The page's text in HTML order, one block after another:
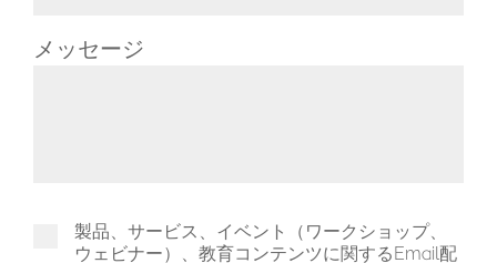
メッセージ
製品、サービス、イベント（ワークショップ、
ウェビナー）、教育コンテンツに関するEmail配